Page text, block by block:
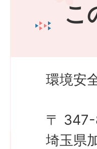
こ
環境安
〒
埼玉県